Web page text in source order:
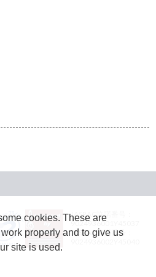
JASRAC許諾番号：
9024936001Y45037
JASRAC許諾番号：
cookies. These are
properly and to give us
site is used.